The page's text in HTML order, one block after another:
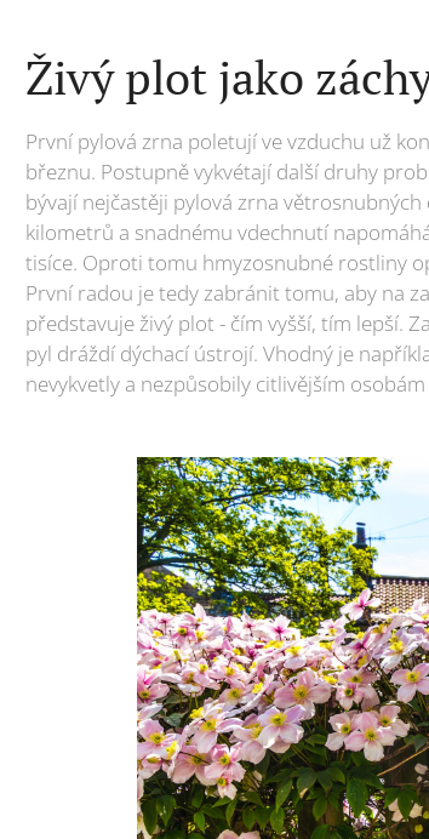
Živý plot jako
První pylová zrna poletují ve vzduchu už
březnu. Postupně vykvétají další druhy
bývají nejčastěji pylová zrna
kilometrů a snadnému vdechnutí
tisíce. Oproti tomu hmyzosnubné rostliny
První radou je tedy zabránit tomu, aby na
představuje živý plot - čím vyšší, tím lepší.
pyl dráždí dýchací ústrojí. Vhodný je
nevykvetly a nezpůsobily citlivějším